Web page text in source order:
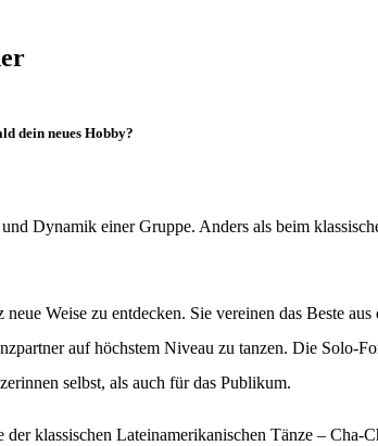
dein neues Hobby?
Dynamik einer Gruppe. Anders als beim
Weise zu entdecken. Sie vereinen das Beste
auf höchstem Niveau zu tanzen. Die Solo-
selbst, als auch für das Publikum.
klassischen Lateinamerikanischen Tänze – Cha-